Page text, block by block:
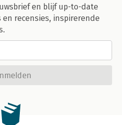
en blijf up-to-date
recensies, inspirerende